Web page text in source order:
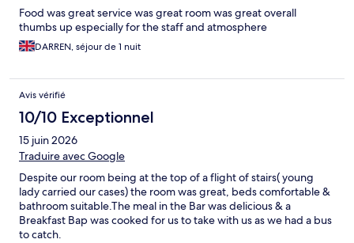
Food was great service was great room was great overall
thumbs up especially for the staff and atmosphere
DARREN, séjour de 1 nuit
Avis vérifié
10/10 Exceptionnel
15 juin 2026
Traduire avec Google
Despite our room being at the top of a flight of stairs( young
lady carried our cases) the room was great, beds comfortable &
bathroom suitable.The meal in the Bar was delicious & a
Breakfast Bap was cooked for us to take with us as we had a bus
to catch.